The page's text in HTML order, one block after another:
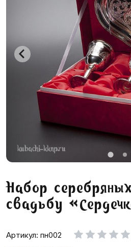
Набор
свадьбу
Артикул: пн002